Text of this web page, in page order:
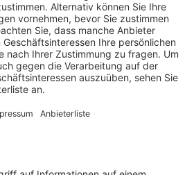
Zum Beispiel das neue
10.03.2022 09:09
über eine Wackelebene. Hier
Matschanlage, aber auch eine